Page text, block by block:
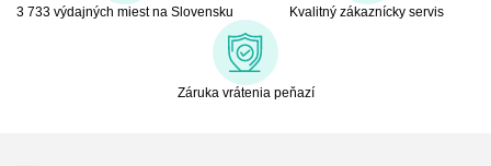
3 733 výdajných miest na Slovensku Kvalitný zákaznícky servis
Záruka vrátenia peňazí